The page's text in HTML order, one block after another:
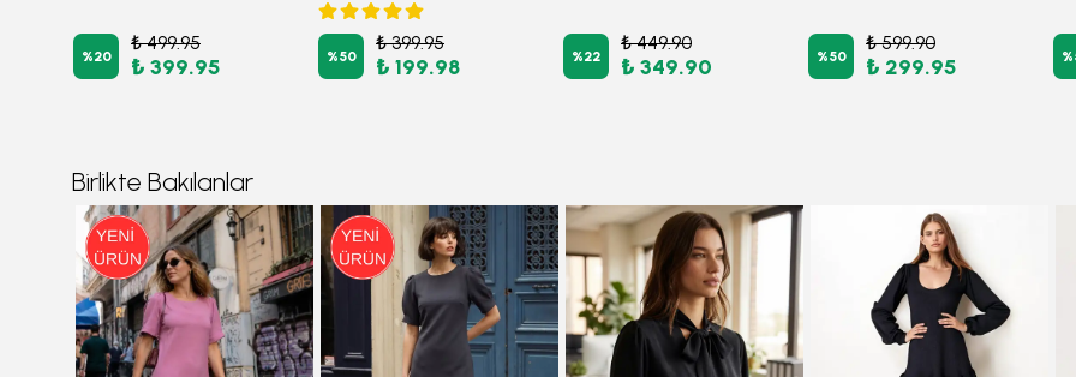
%20
₺ 499.95
₺ 399.95 %50
₺ 399.95
₺ 199.98 %22
₺ 449.90
₺ 349.90 %50
₺ 599.90
₺ 299.95 %
Birlikte Bakılanlar